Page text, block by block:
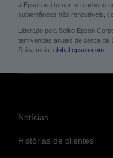
a Epson vai tornar-se carbono
subterrâneos não renováveis,
Liderado pela Seiko Epson
tem vendas anuais de cerca de
Saiba mais: global.epson.com
Notícias
Histórias de clientes